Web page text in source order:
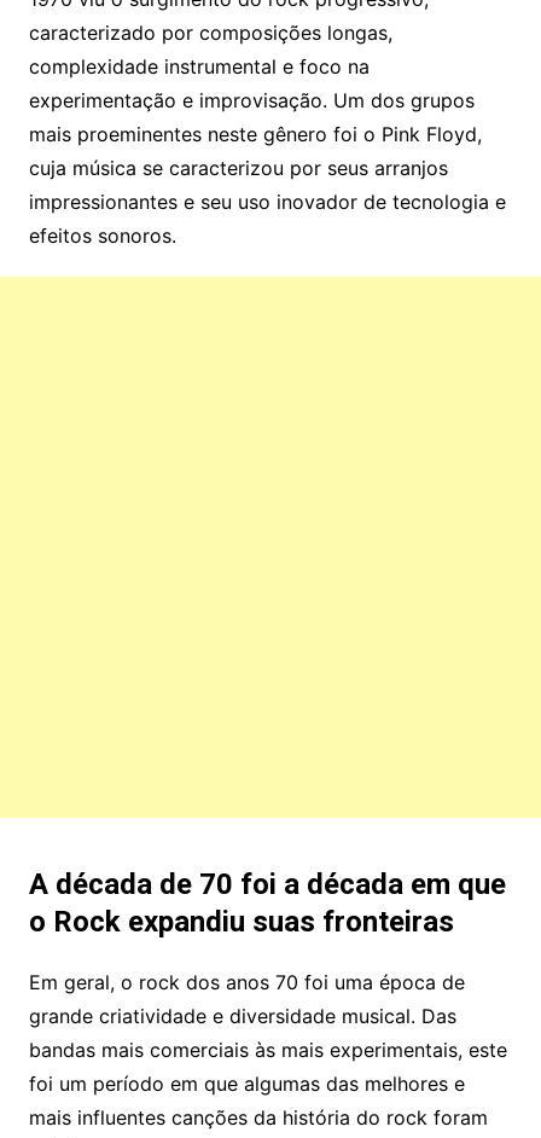
caracterizado por composições longas,
complexidade instrumental e foco na
experimentação e improvisação. Um dos grupos
mais proeminentes neste gênero foi o Pink Floyd,
cuja música se caracterizou por seus arranjos
impressionantes e seu uso inovador de tecnologia e
efeitos sonoros.
A década de 70 foi a década em que
o Rock expandiu suas fronteiras
Em geral, o rock dos anos 70 foi uma época de
grande criatividade e diversidade musical. Das
bandas mais comerciais às mais experimentais, este
foi um período em que algumas das melhores e
mais influentes canções da história do rock foram